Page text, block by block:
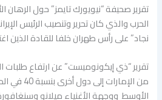
تقرير صحيفة “نيويورك تايمز” حول الرهان
الحرب والذي كان تحرير وتنصيب الرئيس
نجاد” على رأس طهران خلفا للقادة الذين
تقرير “ذي إيكونوميست” عن ارتفاع طلبات
من
الأوسط ووجهة الأغنياء ميلانو